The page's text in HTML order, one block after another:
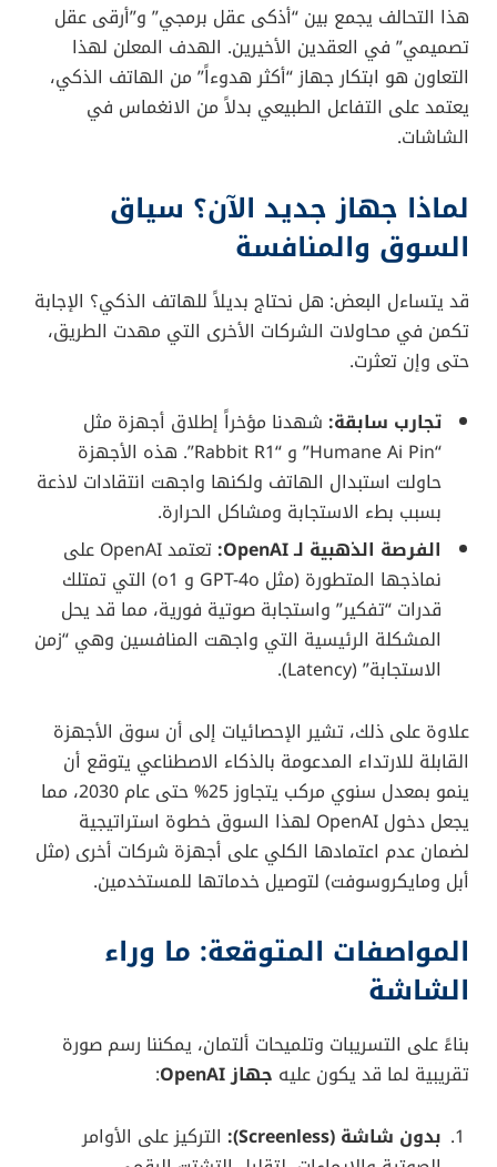
هذا التحالف يجمع بين “أذكى عقل برمجي” و”أرقى عقل
تصميمي” في العقدين الأخيرين. الهدف المعلن لهذا
التعاون هو ابتكار جهاز “أكثر هدوءاً” من الهاتف الذكي،
يعتمد على التفاعل الطبيعي بدلاً من الانغماس في
الشاشات.
لماذا جهاز جديد الآن؟ سياق
السوق والمنافسة
قد يتساءل البعض: هل نحتاج بديلاً للهاتف الذكي؟ الإجابة
تكمن في محاولات الشركات الأخرى التي مهدت الطريق،
حتى وإن تعثرت.
تجارب سابقة: شهدنا مؤخراً إطلاق أجهزة مثل
“Humane Ai Pin” و “Rabbit R1”. هذه الأجهزة
حاولت استبدال الهاتف ولكنها واجهت انتقادات لاذعة
بسبب بطء الاستجابة ومشاكل الحرارة.
الفرصة الذهبية لـ OpenAI:
تعتمد OpenAI على
نماذجها المتطورة (مثل GPT-4o و o1) التي تمتلك
قدرات “تفكير” واستجابة صوتية فورية، مما قد يحل
المشكلة الرئيسية التي واجهت المنافسين وهي “زمن
الاستجابة” (Latency).
علاوة على ذلك، تشير الإحصائيات إلى أن سوق الأجهزة
القابلة للارتداء المدعومة بالذكاء الاصطناعي يتوقع أن
ينمو بمعدل سنوي مركب يتجاوز 25% حتى عام 2030، مما
يجعل دخول OpenAI لهذا السوق خطوة استراتيجية
لضمان عدم اعتمادها الكلي على أجهزة شركات أخرى (مثل
أبل ومايكروسوفت) لتوصيل خدماتها للمستخدمين.
المواصفات المتوقعة: ما وراء
الشاشة
بناءً على التسريبات وتلميحات ألتمان، يمكننا رسم صورة
تقريبية لما قد يكون عليه جهاز OpenAI
:
بدون شاشة (Screenless):
التركيز على الأوامر